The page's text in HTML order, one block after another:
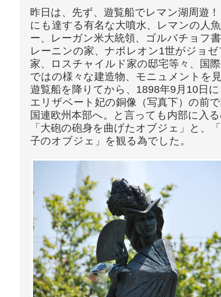
昨日は、先ず、遊覧船でレマン湖周遊
にも達する有名な大噴水、レマンの人
ー、レーガン米大統領、ゴルバチョフ
レーニンの家、ナポレオン1世がジョ
家、ロスチャイルド家の邸宅等々、国
ではの様々な建造物、モニュメントを
遊覧船を降りてから、1898年9月10日
エリザベート妃の銅像（写真下）の前
国連欧州本部へ。と言っても内部に入
「大砲の砲身を曲げたオブジェ」と、
子のオブジェ」を観る為でした。